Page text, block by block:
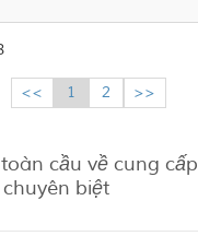
<< 1 2 >>
cầu về cung
biệt